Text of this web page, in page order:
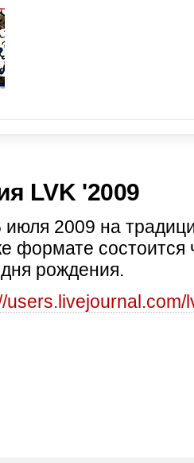
LVK '2009
2009 на
формате состоится
рождения.
users.livejournal.com/